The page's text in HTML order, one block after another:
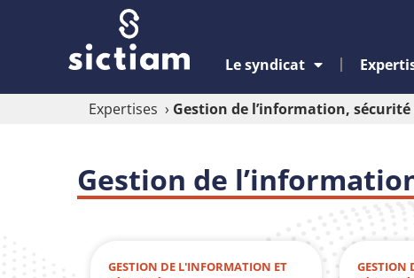
Le syndicat
Expertises › Gestion de l’information,
Gestion de
GESTION DE L'INFORMATION ET
GESTION